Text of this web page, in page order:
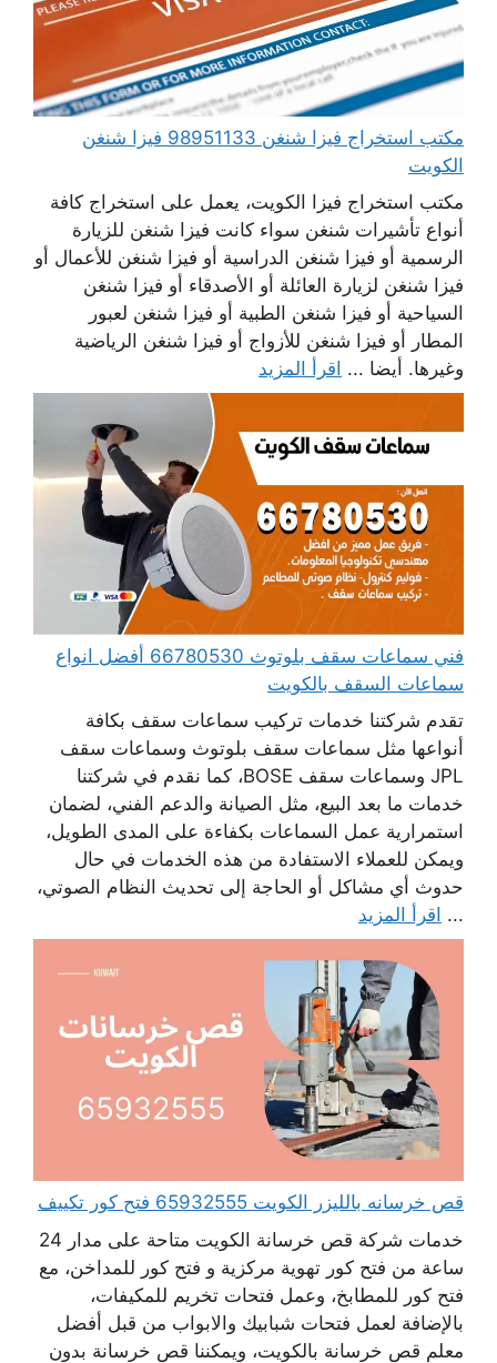
مكتب استخراج فيزا شنغن 98951133 فيزا شنغن
الكويت
مكتب استخراج فيزا الكويت، يعمل على استخراج كافة
أنواع تأشيرات شنغن سواء كانت فيزا شنغن للزيارة
الرسمية أو فيزا شنغن الدراسية أو فيزا شنغن للأعمال أو
فيزا شنغن لزيارة العائلة أو الأصدقاء أو فيزا شنغن
السياحية أو فيزا شنغن الطبية أو فيزا شنغن لعبور
المطار أو فيزا شنغن للأزواج أو فيزا شنغن الرياضية
وغيرها. أيضا ... اقرأ المزيد
فني سماعات سقف بلوتوث 66780530 أفضل انواع
سماعات السقف بالكويت
تقدم شركتنا خدمات تركيب سماعات سقف بكافة
أنواعها مثل سماعات سقف بلوتوث وسماعات سقف
JPL وسماعات سقف BOSE، كما نقدم في شركتنا
خدمات ما بعد البيع، مثل الصيانة والدعم الفني، لضمان
استمرارية عمل السماعات بكفاءة على المدى الطويل،
ويمكن للعملاء الاستفادة من هذه الخدمات في حال
حدوث أي مشاكل أو الحاجة إلى تحديث النظام الصوتي،
... اقرأ المزيد
قص خرسانه بالليزر الكويت 65932555 فتح كور تكييف
خدمات شركة قص خرسانة الكويت متاحة على مدار 24
ساعة من فتح كور تهوية مركزية و فتح كور للمداخن، مع
فتح كور للمطابخ، وعمل فتحات تخريم للمكيفات،
بالإضافة لعمل فتحات شبابيك والابواب من قبل أفضل
معلم قص خرسانة بالكويت، ويمكننا قص خرسانة بدون